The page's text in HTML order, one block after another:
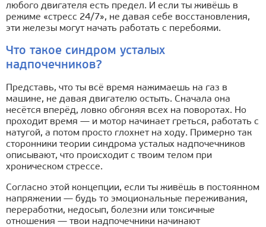
любого двигателя есть предел. И если ты живёшь в
режиме «стресс 24/7», не давая себе восстановления,
эти железы могут начать работать с перебоями.
Что такое синдром усталых
надпочечников?
Представь, что ты всё время нажимаешь на газ в
машине, не давая двигателю остыть. Сначала она
несётся вперёд, ловко обгоняя всех на поворотах. Но
проходит время — и мотор начинает греться, работать с
натугой, а потом просто глохнет на ходу. Примерно так
сторонники теории синдрома усталых надпочечников
описывают, что происходит с твоим телом при
хроническом стрессе.
Согласно этой концепции, если ты живёшь в постоянном
напряжении — будь то эмоциональные переживания,
переработки, недосып, болезни или токсичные
отношения — твои надпочечники начинают